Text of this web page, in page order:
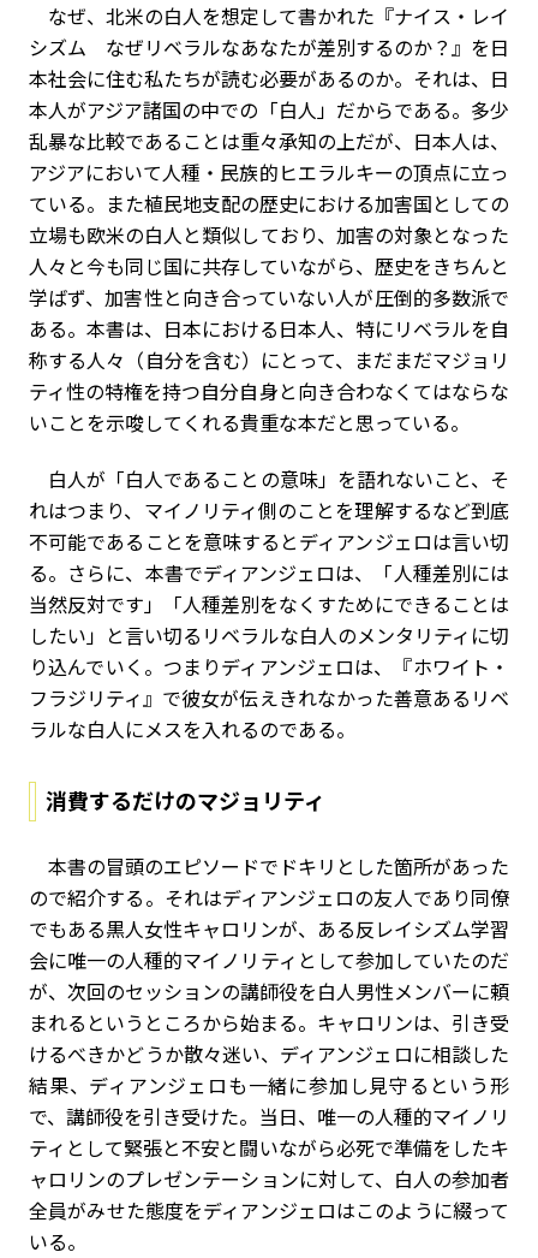
なぜ、北米の白人を想定して書かれた『ナイス・レイ
シズム なぜリベラルなあなたが差別するのか？』を日
本社会に住む私たちが読む必要があるのか。それは、日
本人がアジア諸国の中での「白人」だからである。多少
乱暴な比較であることは重々承知の上だが、日本人は、
アジアにおいて人種・民族的ヒエラルキーの頂点に立っ
ている。また植民地支配の歴史における加害国としての
立場も欧米の白人と類似しており、加害の対象となった
人々と今も同じ国に共存していながら、歴史をきちんと
学ばず、加害性と向き合っていない人が圧倒的多数派で
ある。本書は、日本における日本人、特にリベラルを自
称する人々（自分を含む）にとって、まだまだマジョリ
ティ性の特権を持つ自分自身と向き合わなくてはならな
いことを示唆してくれる貴重な本だと思っている。
白人が「白人であることの意味」を語れないこと、そ
れはつまり、マイノリティ側のことを理解するなど到底
不可能であることを意味するとディアンジェロは言い切
る。さらに、本書でディアンジェロは、「人種差別には
当然反対です」「人種差別をなくすためにできることは
したい」と言い切るリベラルな白人のメンタリティに切
り込んでいく。つまりディアンジェロは、『ホワイト・
フラジリティ』で彼女が伝えきれなかった善意あるリベ
ラルな白人にメスを入れるのである。
消費するだけのマジョリティ
本書の冒頭のエピソードでドキリとした箇所があった
ので紹介する。それはディアンジェロの友人であり同僚
でもある黒人女性キャロリンが、ある反レイシズム学習
会に唯一の人種的マイノリティとして参加していたのだ
が、次回のセッションの講師役を白人男性メンバーに頼
まれるというところから始まる。キャロリンは、引き受
けるべきかどうか散々迷い、ディアンジェロに相談した
結果、ディアンジェロも一緒に参加し見守るという形
で、講師役を引き受けた。当日、唯一の人種的マイノリ
ティとして緊張と不安と闘いながら必死で準備をしたキ
ャロリンのプレゼンテーションに対して、白人の参加者
全員がみせた態度をディアンジェロはこのように綴って
いる。